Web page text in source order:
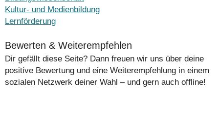
Kultur- und Medienbildung
Lernförderung
Bewerten & Weiterempfehlen
Dir gefällt diese Seite? Dann freuen wir uns über deine
positive Bewertung und eine Weiterempfehlung in einem
sozialen Netzwerk deiner Wahl – und gern auch offline!